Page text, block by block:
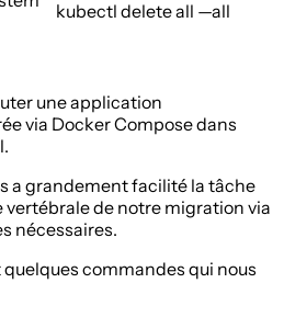
kubectl delete all —all
une application
via Docker Compose dans
a grandement facilité la tâche
de notre migration via
nécessaires.
commandes qui nous